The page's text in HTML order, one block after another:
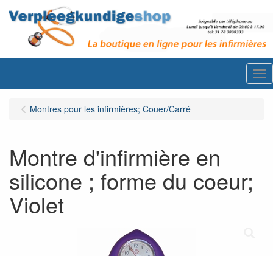
Montres pour les infirmières; Couer/Carré
Montre d'infirmière en
silicone ; forme du coeur;
Violet